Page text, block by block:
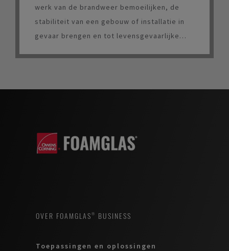
werk van de brandweer bemoeilijken, de
stabiliteit van een gebouw of installatie in
gevaar brengen en tot levensgevaarlijke
OVER FOAMGLAS® BUSINESS
Toepassingen en oplossingen